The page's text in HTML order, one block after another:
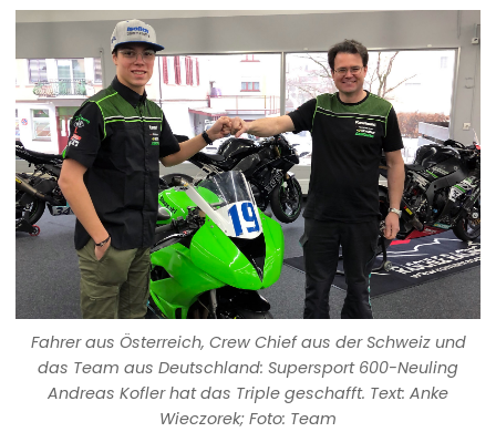
Fahrer aus Österreich, Crew Chief aus der Schweiz und
das Team aus Deutschland: Supersport 600-Neuling
Andreas Kofler hat das Triple geschafft. Text: Anke
Wieczorek; Foto: Team